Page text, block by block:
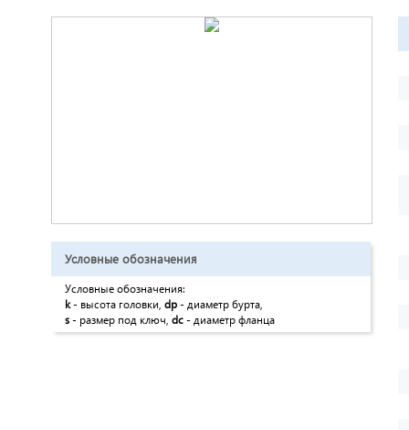
Условные обозначения
Условные обозначения:
k- высота головки, dp - диаметр бурта,
s - размер под ключ, dc - диаметр фланца